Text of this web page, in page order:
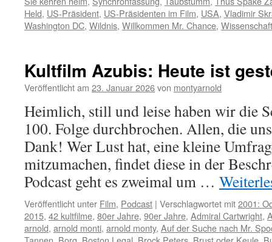
Held, US-Präsident, US-Präsidenten im Film, USA, Vladimir
Washington DC, Wildnis, Willkommen Mr. Chance,
Kultfilm Azubis: Heute ist
Veröffentlicht am 23. Januar 2026von montyarnold
Heimlich, still und leise haben wir die
100. Folge durchbrochen. Allen, die
Dank! Wer Lust hat, eine kleine
mitzumachen, findet diese in der
Podcast geht es zweimal um …
Veröffentlicht unter Film, Podcast | Verschlagwortet mit2001:
2015, 42 kultfilme, 80er Jahre, 90er Jahre, Admiral Cartwright,
arnold, arnold monti, arnold monty, Auf der Suche nach Mr.